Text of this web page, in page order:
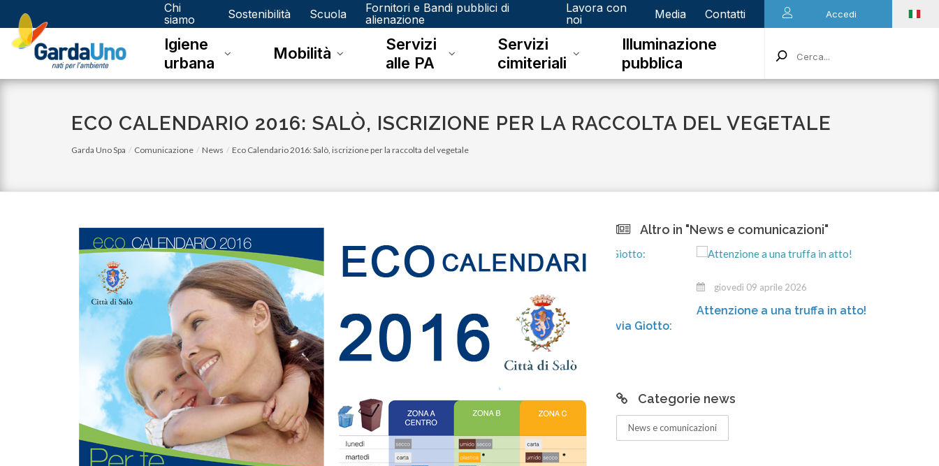
Gardauno
Spa
Chi
siamo
Sostenibilità Scuola
Fornitori e Bandi pubblici di
alienazione
Lavora con
noi
Media Contatti Accedi
Igiene
urbana
Mobilità
Servizi
alle PA
Servizi
cimiteriali
Illuminazione
pubblica
ECO CALENDARIO 2016: SALÒ, ISCRIZIONE PER LA RACCOLTA DEL VEGETALE
Garda Uno Spa Comunicazione News Eco Calendario 2016: Salò, iscrizione per la raccolta del vegetale
Altro in "News e comunicazioni"
lunedì 05 gennaio 2026
Sono online gli ecocalendari 2026: scaricali e
fai la differenza, ogni giorno
Centro di Raccolta di Desenzano - via Giotto:
chiusura per lavori
giovedì 09 aprile 2026
Attenzione a una truffa in atto!
Categorie news
News e comunicazioni